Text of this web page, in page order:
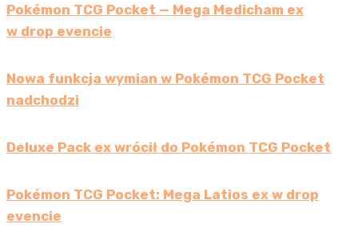
Pokémon TCG Pocket — Mega Medicham ex
w drop evencie
Nowa funkcja wymian w Pokémon TCG Pocket
nadchodzi
Deluxe Pack ex wrócił do Pokémon TCG Pocket
Pokémon TCG Pocket: Mega Latios ex w drop
evencie